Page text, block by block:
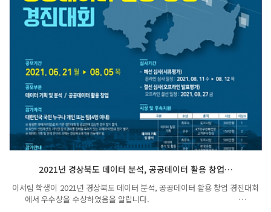
2021년 경상북도 데이터 분석, 공공데이터 활용 창업…
이서림 학생이 2021년 경상북도 데이터 분석, 공공데이터 활용 창업 경진대회
에서 우수상을 수상하였음을 알립니다. …